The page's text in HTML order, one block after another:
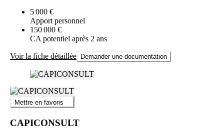
5 000 €
Apport personnel
150 000 €
CA potentiel après 2 ans
Voir la fiche détaillée Demander une documentation
Mettre en favoris
CAPICONSULT